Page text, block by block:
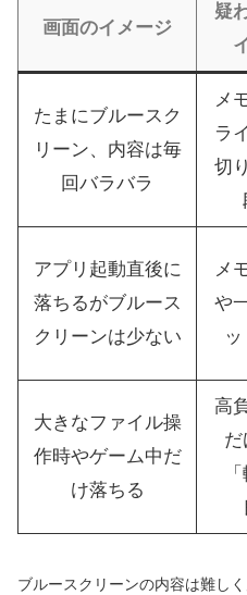
画面のイメージ
疑
たまにブルースク
リーン、内容は毎
回バラバラ
メ
ラ
切
アプリ起動直後に
落ちるがブルース
クリーンは少ない
メ
や
大きなファイル操
作時やゲーム中だ
け落ちる
高
だ
ブルースクリーンの内容は難し